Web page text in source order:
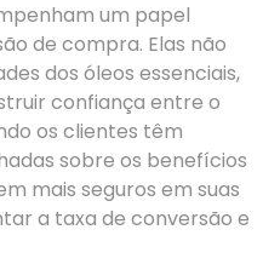
um papel
de compra. Elas não
dos óleos essenciais,
confiança entre o
os clientes têm
sobre os benefícios
mais seguros em suas
a taxa de conversão e